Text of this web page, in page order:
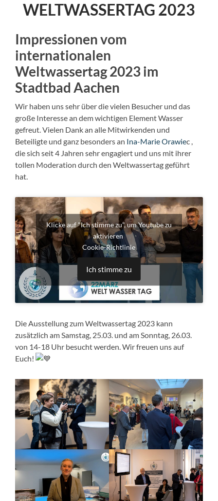
WELTWASSERTAG 2023
Impressionen vom
internationalen
Weltwassertag 2023 im
Stadtbad Aachen
Wir haben uns sehr über die vielen Besucher und das
große Interesse an dem wichtigen Element Wasser
gefreut. Vielen Dank an alle Mitwirkenden und
Beteiligte und ganz besonders an Ina-Marie Orawiec ,
die sich seit 4 Jahren sehr engagiert und uns mit ihrer
tollen Moderation durch den Weltwassertag geführt
hat.
Klicke auf "Ich stimme zu", um Youtube zu
aktivieren
Cookie-Richtlinie
Ich stimme zu
Die Ausstellung zum Weltwassertag 2023 kann
zusätzlich am Samstag, 25.03. und am Sonntag, 26.03.
von 14-18 Uhr besucht werden. Wir freuen uns auf
Euch!